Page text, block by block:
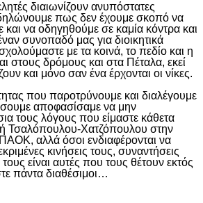
διαιωνίζουν ανυπόστατες
πως δεν έχουμε σκοπό να
να οδηγηθούμε σε καμία κόντρα και
συνοπαδό μας για διοικητικά
με τα κοινά, το πεδίο και η
στους δρόμους και στα Πέταλα, εκεί
και μόνο σαν ένα έρχονται οι νίκες.
που παροτρύνουμε και διαλέγουμε
αποφασίσαμε να μην
τους λόγους που είμαστε κάθετα
Τσαλόπουλου-Χατζόπουλου στην
αλλά όσοι ενδιαφέρονται να
κινήσεις τους, συναντήσεις
είναι αυτές που τους θέτουν εκτός
πάντα διαθέσιμοι…